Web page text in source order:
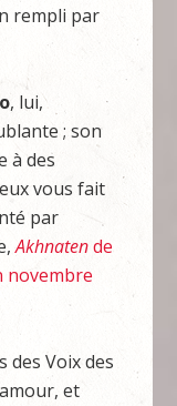
rempli par
, lui,
; son
à des
vous fait
par
Akhnatende
novembre
des Voix des
et